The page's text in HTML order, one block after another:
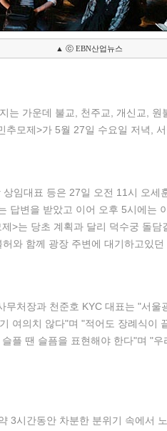
▲ ⓒ EBN산업뉴스
는 가운데 불교, 천주교, 개신교,
모제>가 5월 27일 수요일 저녁,
임대표 등은 27일 오전 11시 오세
답변을 받았고 이어 오후 5시에는
>는 당초 계획과 달리 덕수궁 돌담
와 함께 광장 주변에 대기하고있
처장과 천준호 KYC 대표는 "서
여의치 않다"며 "적어도 장례식이
플 땐 슬픔을 표현해야 한다"며 "
3시간동안 차분한 분위기 속에서